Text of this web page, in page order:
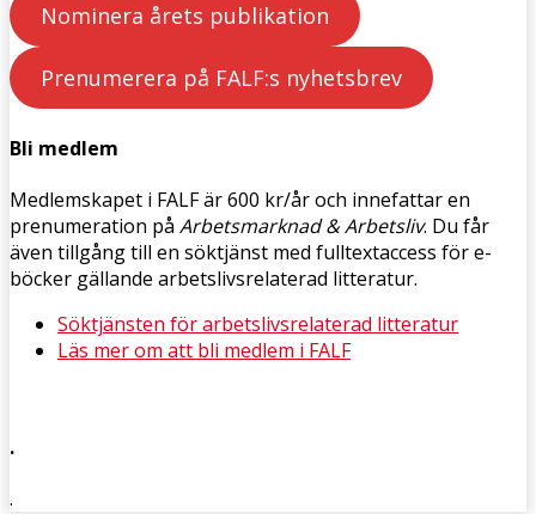
Nominera årets publikation
Prenumerera på FALF:s nyhetsbrev
Bli medlem
Medlemskapet i FALF är 600 kr/år och innefattar en
prenumeration på Arbetsmarknad & Arbetsliv. Du får
även tillgång till en söktjänst med fulltextaccess för e-
böcker gällande arbetslivsrelaterad litteratur.
Söktjänsten för arbetslivsrelaterad litteratur
Läs mer om att bli medlem i FALF
.
.